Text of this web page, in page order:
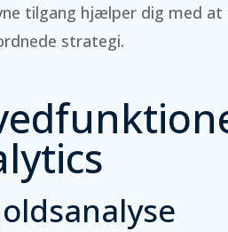
tilgang hjælper dig med
strategi.